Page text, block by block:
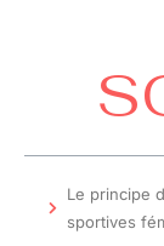
Le principe
sportives